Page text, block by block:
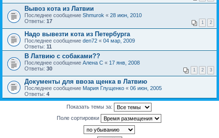
Вывоз кота из Латвии
Последнее сообщение Shmurok « 28 июн, 2010
Ответы: 17 1 2
Надо вывезти кота из Петербурга
Последнее сообщение den72 « 04 мар, 2009
Ответы: 11
В Латвию с собаками??
Последнее сообщение Алена С « 17 янв, 2008
Ответы: 30 1 2 3
Документы для ввоза щенка в Латвию
Последнее сообщение Мария Глущенко « 06 июн, 2005
Ответы: 4
Показать темы за:
Поле сортировки